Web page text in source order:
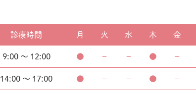
診療時間 月 火 水 木 金
9:00 ～ 12:00 ● － － ● －
14:00 ～ 17:00 ● － － ● －